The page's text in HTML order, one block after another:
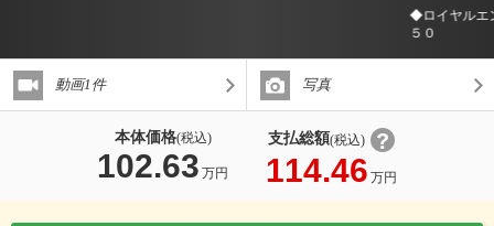
◆ロイヤルエ
５０
動画1件 写真
本体価格(税込)
102.63 万円
支払総額(税込)
114.46 万円